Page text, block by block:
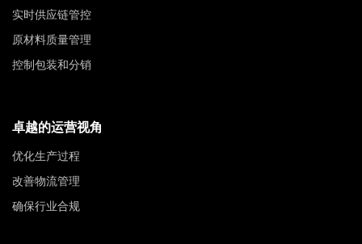
实时供应链管控
原材料质量管理
控制包装和分销
卓越的运营视角
优化生产过程
改善物流管理
确保行业合规